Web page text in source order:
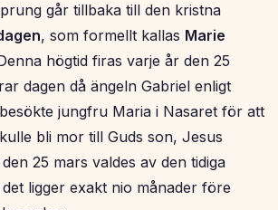
går tillbaka till den kristna
, som formellt kallas Marie
högtid firas varje år den 25
dagen då ängeln Gabriel enligt
jungfru Maria i Nasaret för att
bli mor till Guds son, Jesus
25 mars valdes av den tidiga
ligger exakt nio månader före